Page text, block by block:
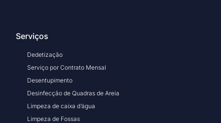
Serviços
Dedetização
Serviço por Contrato Mensal
Desentupimento
Desinfecção de Quadras de Areia
Limpeza de caixa d’água
Limpeza de Fossas